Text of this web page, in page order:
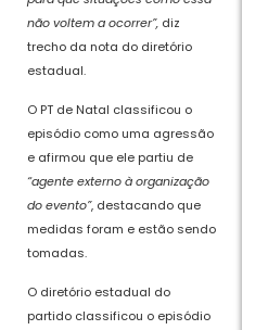
não voltem a ocorrer”, diz
trecho da nota do diretório
estadual.
O PT de Natal classificou o
episódio como uma agressão
e afirmou que ele partiu de
“agente externo à organização
do evento”, destacando que
medidas foram e estão sendo
tomadas.
O diretório estadual do
partido classificou o episódio